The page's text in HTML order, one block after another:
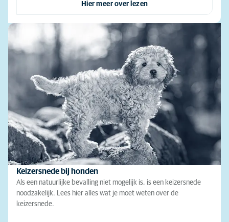
Hier meer over lezen
Keizersnede bij honden
Als een natuurlijke bevalling niet mogelijk is, is een keizersnede
noodzakelijk. Lees hier alles wat je moet weten over de
keizersnede.